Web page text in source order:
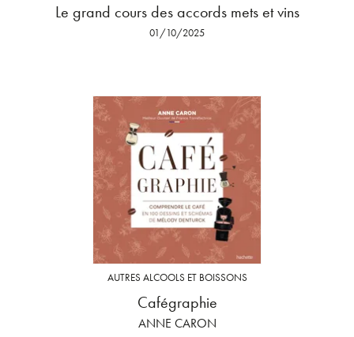
Le grand cours des accords mets et vins
01/10/2025
AUTRES ALCOOLS ET BOISSONS
Cafégraphie
ANNE CARON